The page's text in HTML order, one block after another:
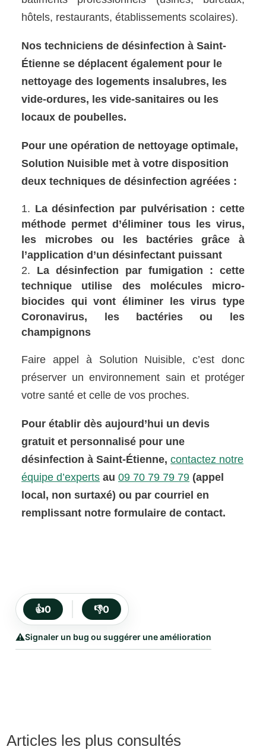
hôtels, restaurants, établissements scolaires).
Nos techniciens de désinfection à Saint-
Étienne se déplacent également pour le
nettoyage des logements insalubres, les
vide-ordures, les vide-sanitaires ou les
locaux de poubelles.
Pour une opération de nettoyage optimale,
Solution Nuisible met à votre disposition
deux techniques de désinfection agréées :
La désinfection par pulvérisation : cette
méthode permet d’éliminer tous les virus,
les microbes ou les bactéries grâce à
l’application d’un désinfectant puissant
La désinfection par fumigation : cette
technique utilise des molécules micro-
biocides qui vont éliminer les virus type
Coronavirus, les bactéries ou les
champignons
Faire appel à Solution Nuisible, c’est donc
préserver un environnement sain et protéger
votre santé et celle de vos proches.
Pour établir dès aujourd’hui un devis
gratuit et personnalisé pour une
désinfection à Saint-Étienne,contactez notre
équipe d’experts au09 70 79 79 79 (appel
local, non surtaxé) ou par courriel en
remplissant notre formulaire de contact.
👍0 👎0
⚠️Signaler un bug ou suggérer une amélioration
Articles les plus consultés